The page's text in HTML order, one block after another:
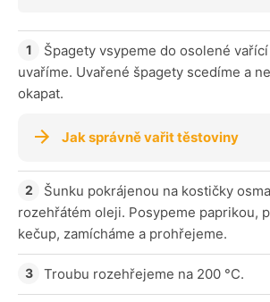
Špagety vsypeme do osolené
uvaříme. Uvařené špagety scedíme a
okapat.
Jak správně vařit těstoviny
Šunku pokrájenou na kostičky
rozehřátém oleji. Posypeme paprikou,
kečup, zamícháme a prohřejeme.
Troubu rozehřejeme na 200 °C.